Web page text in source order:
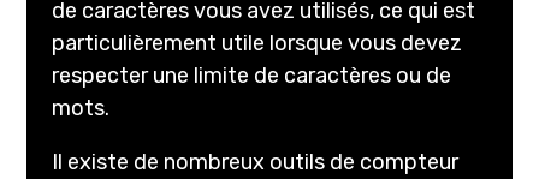
de caractères vous avez utilisés, ce qui est
particulièrement utile lorsque vous devez
respecter une limite de caractères ou de
mots.
Il existe de nombreux outils de compteur